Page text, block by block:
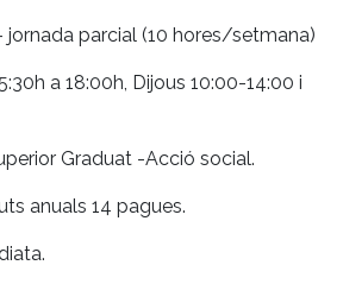
jornada parcial (10 hores/setmana)
a 18:00h, Dijous 10:00-14:00 i
Graduat -Acció social.
anuals 14 pagues.